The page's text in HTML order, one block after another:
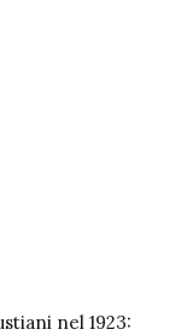
nel 1923: